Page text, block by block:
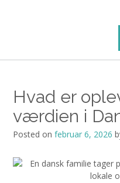
Hvad er
værdien i
Posted on februar 6, 2026